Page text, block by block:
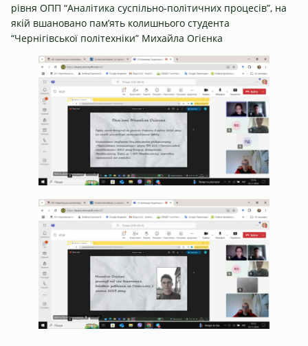
рівня ОПП “Аналітика суспільно-політичних процесів”, на
якій вшановано пам’ять колишнього студента
“Чернігівської політехніки” Михайла Огієнка